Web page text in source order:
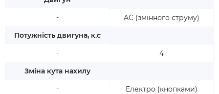
-
Потужність двигуна, к.с
-
Зміна кута нахилу
-
AC (змінного струму)
4
Електро (кнопками)